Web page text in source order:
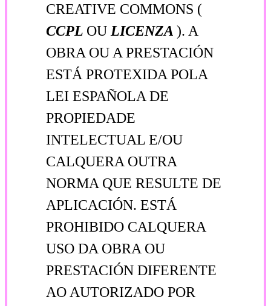
CREATIVE COMMONS (
CCPL OU LICENZA ). A
OBRA OU A PRESTACIÓN
ESTÁ PROTEXIDA POLA
LEI ESPAÑOLA DE
PROPIEDADE
INTELECTUAL E/OU
CALQUERA OUTRA
NORMA QUE RESULTE DE
APLICACIÓN. ESTÁ
PROHIBIDO CALQUERA
USO DA OBRA OU
PRESTACIÓN DIFERENTE
AO AUTORIZADO POR